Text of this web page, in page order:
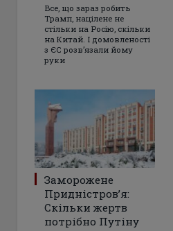
Все, що зараз робить
Трамп, націлене не
стільки на Росію, скільки
на Китай. І домовленості
з ЄС розвʼязали йому
руки
Заморожене
Придністров’я:
Скільки жертв
потрібно Путіну